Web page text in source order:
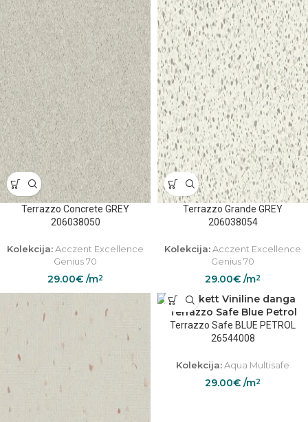
Terrazzo Concrete GREY
206038050
Kolekcija:Acczent Excellence
Genius 70
29.00€ /m2
Terrazzo Grande GREY
206038054
Kolekcija:Acczent Excellence
Genius 70
29.00€ /m2
Terrazzo Safe BLUE PETROL
26544008
Kolekcija:Aqua Multisafe
29.00€ /m2